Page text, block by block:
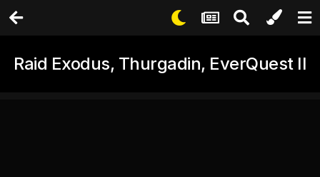
Raid Exodus, Thurgadin, EverQuest II